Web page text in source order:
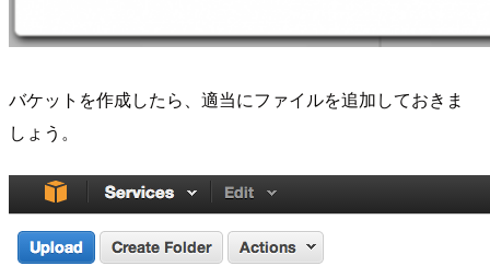
バケットを作成したら、適当にファイルを追加しておきま
しょう。